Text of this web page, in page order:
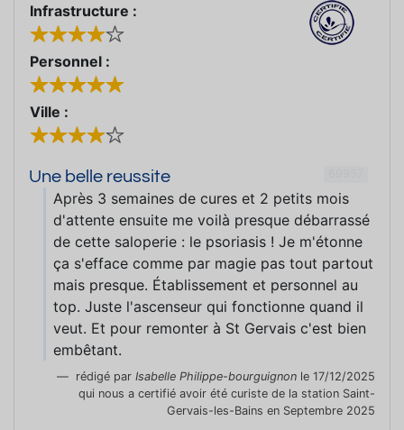
Infrastructure :
Personnel :
Ville :
Une belle reussite
Après 3 semaines de cures et 2 petits mois
d'attente ensuite me voilà presque débarrassé
de cette saloperie : le psoriasis ! Je m'étonne
ça s'efface comme par magie pas tout partout
mais presque. Établissement et personnel au
top. Juste l'ascenseur qui fonctionne quand il
veut. Et pour remonter à St Gervais c'est bien
embêtant.
rédigé par Isabelle Philippe-bourguignon le 17/12/2025
qui nous a certifié avoir été curiste de la station Saint-
Gervais-les-Bains en Septembre 2025